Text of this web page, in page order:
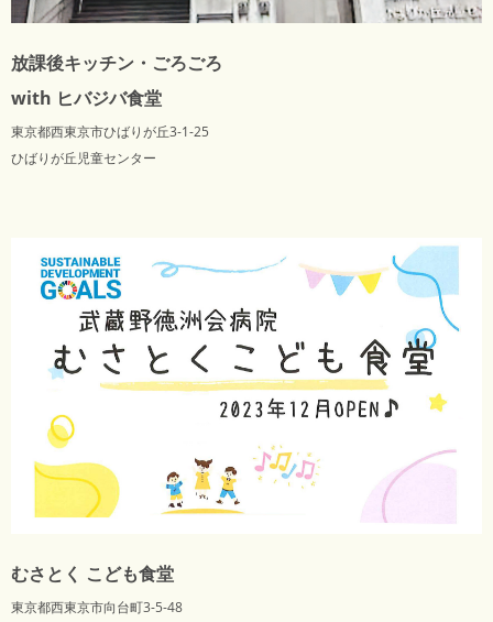
放課後キッチン・ごろごろ
with ヒバジバ食堂
東京都西東京市ひばりが丘3-1-25
ひばりが丘児童センター
むさとく こども食堂
東京都西東京市向台町3-5-48